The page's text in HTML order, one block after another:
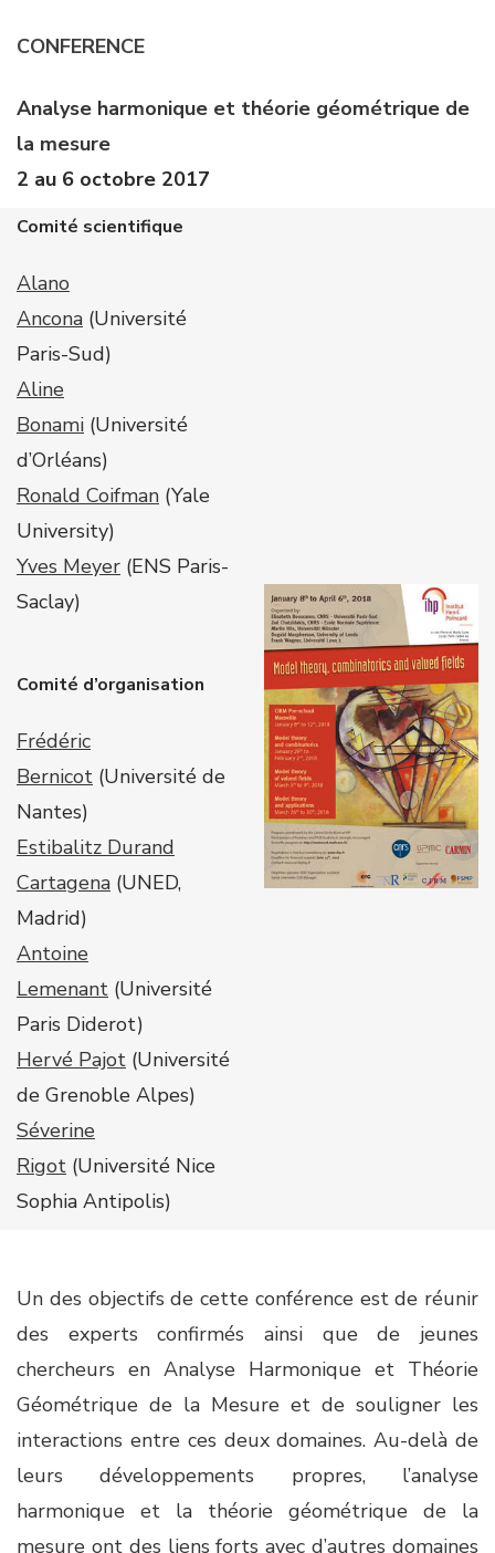
CONFERENCE
Analyse harmonique et théorie géométrique de
la mesure
2 au 6 octobre 2017
Comité scientifique
Alano
Ancona (Université
Paris-Sud)
Aline
Bonami (Université
d’Orléans)
Ronald Coifman (Yale
University)
Yves Meyer (ENS Paris-
Saclay)
Comité d’organisation
Frédéric
Bernicot (Université de
Nantes)
Estibalitz Durand
Cartagena (UNED,
Madrid)
Antoine
Lemenant (Université
Paris Diderot)
Hervé Pajot (Université
de Grenoble Alpes)
Séverine
Rigot (Université Nice
Sophia Antipolis)
Un des objectifs de cette conférence est de réunir
des experts confirmés ainsi que de jeunes
chercheurs en Analyse Harmonique et Théorie
Géométrique de la Mesure et de souligner les
interactions entre ces deux domaines. Au-delà de
leurs développements propres, l’analyse
harmonique et la théorie géométrique de la
mesure ont des liens forts avec d’autres domaines